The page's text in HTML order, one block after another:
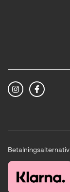
Betalningsalternativ